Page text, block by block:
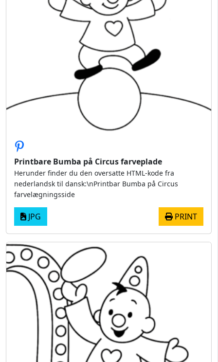
Printbare Bumba på Circus farveplade
Herunder finder du den oversatte HTML-kode fra
nederlandsk til dansk:\nPrintbar Bumba på Circus
farvelægningsside
JPG PRINT